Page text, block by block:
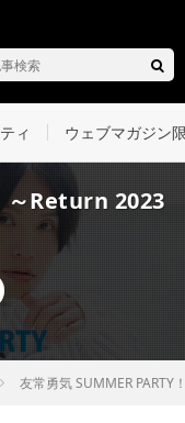
ィ ウェブマガジン
～Return 2023
友常勇気 SUMMER PARTY